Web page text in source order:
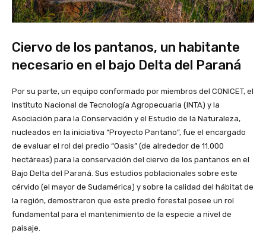
Ciervo de los pantanos, un habitante
necesario en el bajo Delta del Paraná
Por su parte, un equipo conformado por miembros del CONICET, el
Instituto Nacional de Tecnología Agropecuaria (INTA) y la
Asociación para la Conservación y el Estudio de la Naturaleza,
nucleados en la iniciativa “Proyecto Pantano”, fue el encargado
de evaluar el rol del predio “Oasis” (de alrededor de 11.000
hectáreas) para la conservación del ciervo de los pantanos en el
Bajo Delta del Paraná. Sus estudios poblacionales sobre este
cérvido (el mayor de Sudamérica) y sobre la calidad del hábitat de
la región, demostraron que este predio forestal posee un rol
fundamental para el mantenimiento de la especie a nivel de
paisaje.